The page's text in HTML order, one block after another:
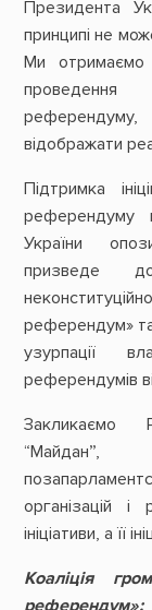
Президента
принципі не
Ми отримаємо
проведення
відображати
Підтримка
референдуму
України
призведе
референдум»
узурпації
референдумів
Закликаємо
“Майдан”,
організацій і
ініціативи, а її
Коаліція